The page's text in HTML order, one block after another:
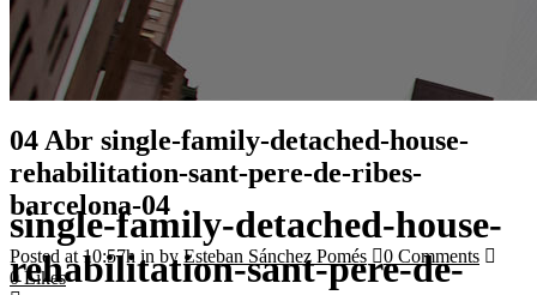
single-family-detached-house-
rehabilitation-sant-pere-de-
04 Abr single-family-detached-house-
rehabilitation-sant-pere-de-ribes-
barcelona-04
Posted at 10:57h in by Esteban Sánchez Pomés
0 Comments
0Likes